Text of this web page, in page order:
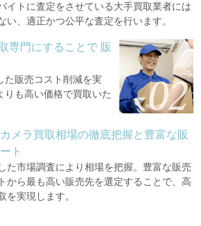
イトに査定をさせている大手買取業者には
い、適正かつ公平な査定を行います。
専門にすることで 販
た販売コスト削減を実
りも高い価格で買取いた
メラ買取相場の徹底把握と豊富な販
ト
た市場調査により相場を把握。豊富な販売
から最も高い販売先を選定することで、高
を実現します。